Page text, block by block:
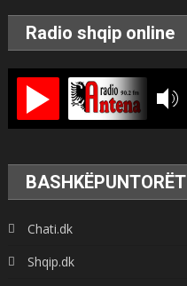
Radio shqip online
BASHKËPUNTORËT
Chati.dk
Shqip.dk